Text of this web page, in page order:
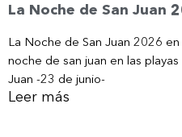
La Noche de San Juan
La Noche de San Juan 2026
noche de san juan en las
Juan -23 de junio-
Leer más